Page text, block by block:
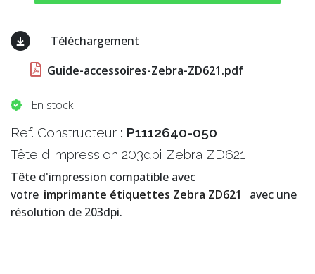
Téléchargement
Guide-accessoires-Zebra-ZD621.pdf
En stock
Ref. Constructeur : P1112640-050
Tête d'impression 203dpi Zebra ZD621
Tête d'impression compatible avec
votre imprimante étiquettes Zebra ZD621
avec une
résolution de 203dpi.